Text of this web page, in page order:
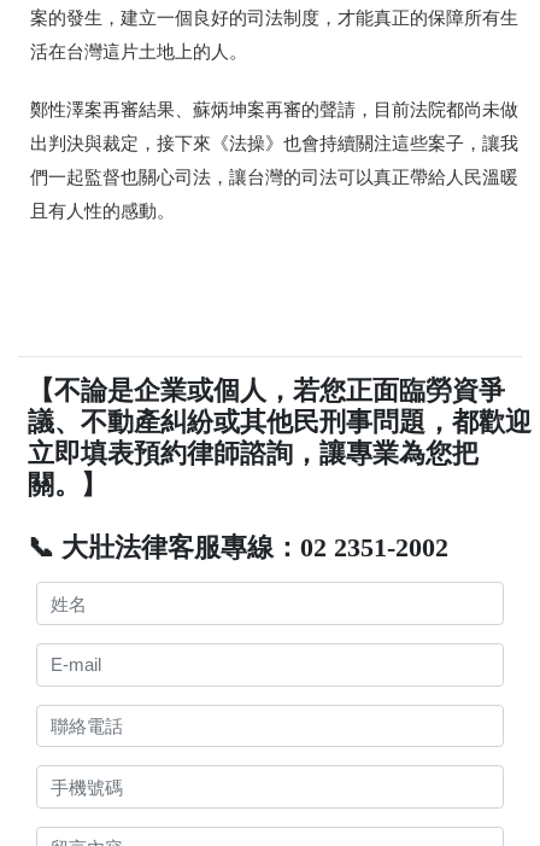
案的發生，建立一個良好的司法制度，才能真正的保障所有生
活在台灣這片土地上的人。
鄭性澤案再審結果、蘇炳坤案再審的聲請，目前法院都尚未做
出判決與裁定，接下來《法操》也會持續關注這些案子，讓我
們一起監督也關心司法，讓台灣的司法可以真正帶給人民溫暖
且有人性的感動。
【不論是企業或個人，若您正面臨勞資爭
議、不動產糾紛或其他民刑事問題，都歡迎
立即填表預約律師諮詢，讓專業為您把
關。】
📞 大壯法律客服專線：02 2351-2002